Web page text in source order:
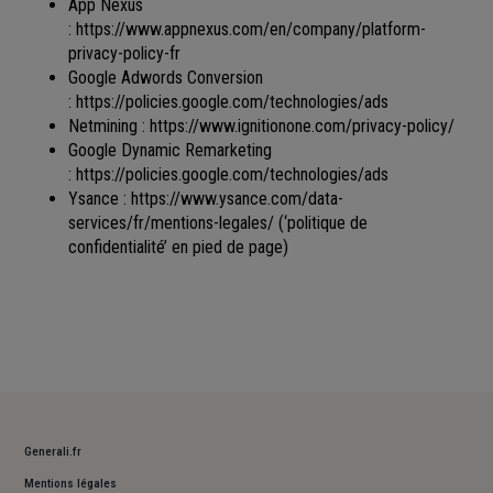
App Nexus
: https://www.appnexus.com/en/company/platform-
privacy-policy-fr
Google Adwords Conversion
: https://policies.google.com/technologies/ads
Netmining : https://www.ignitionone.com/privacy-policy/
Google Dynamic Remarketing
: https://policies.google.com/technologies/ads
Ysance : https://www.ysance.com/data-
services/fr/mentions-legales/ (‘politique de
confidentialité’ en pied de page)
Generali.fr
Mentions légales